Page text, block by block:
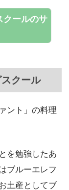
クールのサ
クール
ント」の料理
を勉強したあ
ブルーエレフ
土産としてブ